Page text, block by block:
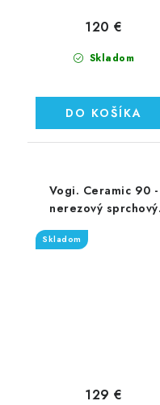
Skladom
120 €
DO KOŠÍKA
Vogi. Ceramic 90 -
nerezový sprchový
žľab 90 cm (RD90set)
Skladom
129 €